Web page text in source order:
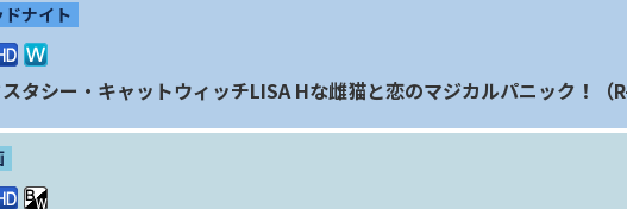
ドナイト
タシー・キャットウィッチLISA Hな雌猫と恋のマジカルパニック！（